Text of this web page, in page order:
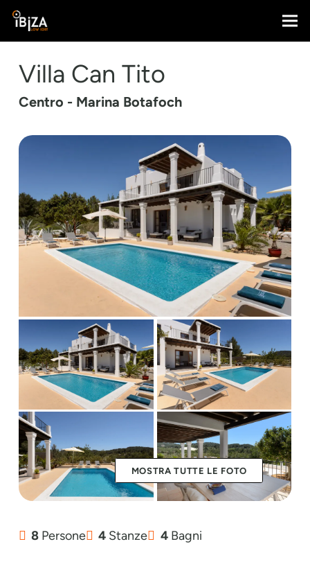
Villa Can Tito
Centro - Marina Botafoch
MOSTRA TUTTE LE FOTO
8 Persone 4 Stanze 4Bagni